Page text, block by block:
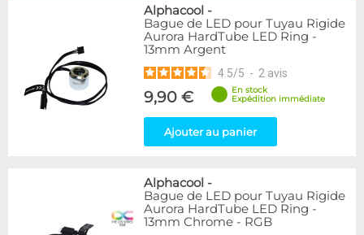
37
Accessoires pour tuyaux
59
Marque
Alphacool
56
DocMicro
27
17
2
15
3
Mayhems
12
Alphacool -
Bague de LED pour Tuyau Rigide
Aurora HardTube LED Ring -
13mm Argent
4.5/5 - 2 avis
9,90 €
En stock
Expédition immédiate
Ajouter au panier
Alphacool -
Bague de LED pour Tuyau Rigide
Aurora HardTube LED Ring -
13mm Chrome - RGB